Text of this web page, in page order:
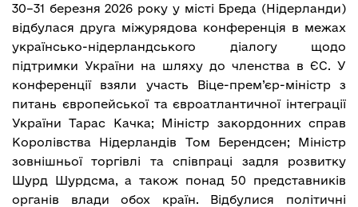
30–31 березня 2026 року у місті Бреда (Нідерланди)
відбулася друга міжурядова конференція в межах
українсько-нідерландського діалогу щодо
підтримки України на шляху до членства в ЄС. У
конференції взяли участь Віце-прем’єр-міністр з
питань європейської та євроатлантичної інтеграції
України Тарас Качка; Міністр закордонних справ
Королівства Нідерландів Том Берендсен; Міністр
зовнішньої торгівлі та співпраці задля розвитку
Шурд Шурдсма, а також понад 50 представників
органів влади обох країн. Відбулися політичні